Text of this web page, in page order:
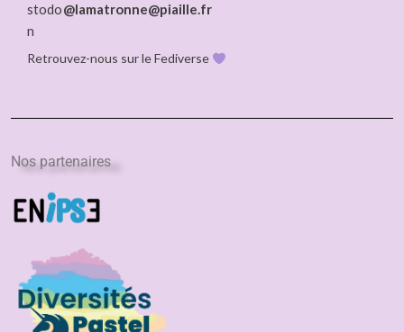
@lamatronne@piaille.fr
Retrouvez-nous sur le Fediverse
Nos partenaires